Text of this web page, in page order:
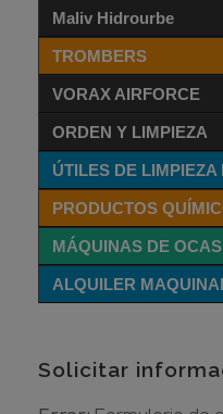
Maliv Hidrourbe
TROMBERS
VORAX AIRFORCE
ORDEN Y LIMPIEZA
ÚTILES DE
PRODUCTOS
MÁQUINAS DE
ALQUILER
Solicitar